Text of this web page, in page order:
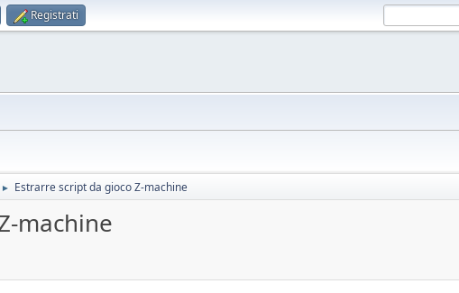
Registrati
► Estrarre script da gioco Z-machine
machine